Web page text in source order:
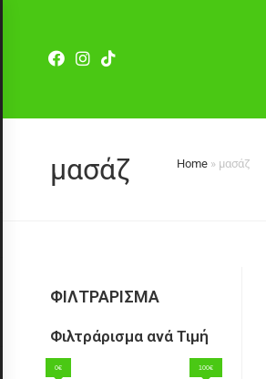
μασάζ Home » μασάζ
ΦΙΛΤΡΑΡΙΣΜΑ
Φιλτράρισμα ανά Τιμή
0€ 100€